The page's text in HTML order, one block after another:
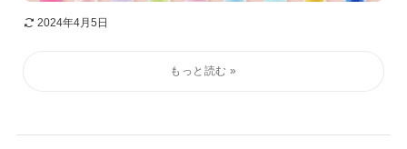
2024年4月5日